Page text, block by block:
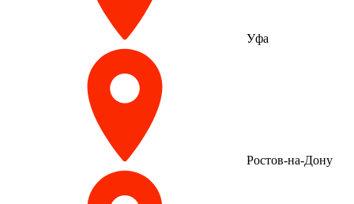
Уфа
Ростов-на-Дону